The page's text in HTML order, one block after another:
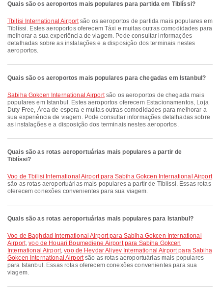
Quais são os aeroportos mais populares para partida em Tiblíssi?
Tbilisi International Airportsão os aeroportos de partida mais populares em
Tiblíssi. Estes aeroportos oferecem Táxi e muitas outras comodidades para
melhorar a sua experiência de viagem. Pode consultar informações
detalhadas sobre as instalações e a disposição dos terminais nestes
aeroportos.
Quais são os aeroportos mais populares para chegadas em Istanbul?
Sabiha Gokcen International Airportsão os aeroportos de chegada mais
populares em Istanbul. Estes aeroportos oferecem Estacionamentos, Loja
Duty Free, Área de espera e muitas outras comodidades para melhorar a
sua experiência de viagem. Pode consultar informações detalhadas sobre
as instalações e a disposição dos terminais nestes aeroportos.
Quais são as rotas aeroportuárias mais populares a partir de
Tiblíssi?
voo de Tbilisi International Airport para Sabiha Gokcen International Airport
são as rotas aeroportuárias mais populares a partir de Tiblíssi. Essas rotas
oferecem conexões convenientes para sua viagem.
Quais são as rotas aeroportuárias mais populares para Istanbul?
voo de Baghdad International Airport para Sabiha Gokcen International
Airport,voo de Houari Boumediene Airport para Sabiha Gokcen
International Airport,voo de Heydar Aliyev International Airport para Sabiha
Gokcen International Airportsão as rotas aeroportuárias mais populares
para Istanbul. Essas rotas oferecem conexões convenientes para sua
viagem.